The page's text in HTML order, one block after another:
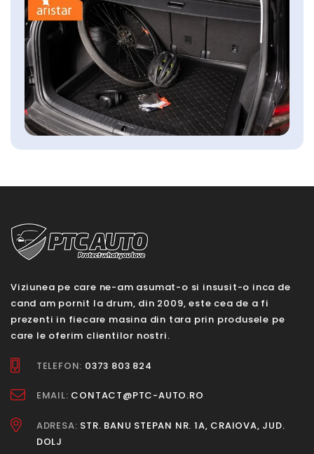
Viziunea pe care ne-am asumat-o si insusit-o inca de
cand am pornit la drum, din 2009, este cea de a fi
prezenti in fiecare masina din tara prin produsele pe
care le oferim clientilor nostri.
TELEFON: 0373 803 824
EMAIL: CONTACT@PTC-AUTO.RO
ADRESA: STR. BANU STEPAN NR. 1A, CRAIOVA, JUD.
DOLJ